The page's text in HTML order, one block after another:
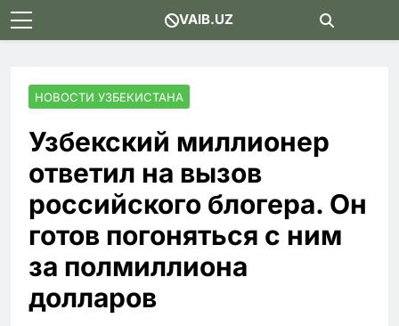
Skip
to
VAIB.UZ
НОВОСТИ УЗБЕКИСТАНА
Узбекский миллионер
ответил на вызов
российского блогера. Он
готов погоняться с ним
за полмиллиона
долларов